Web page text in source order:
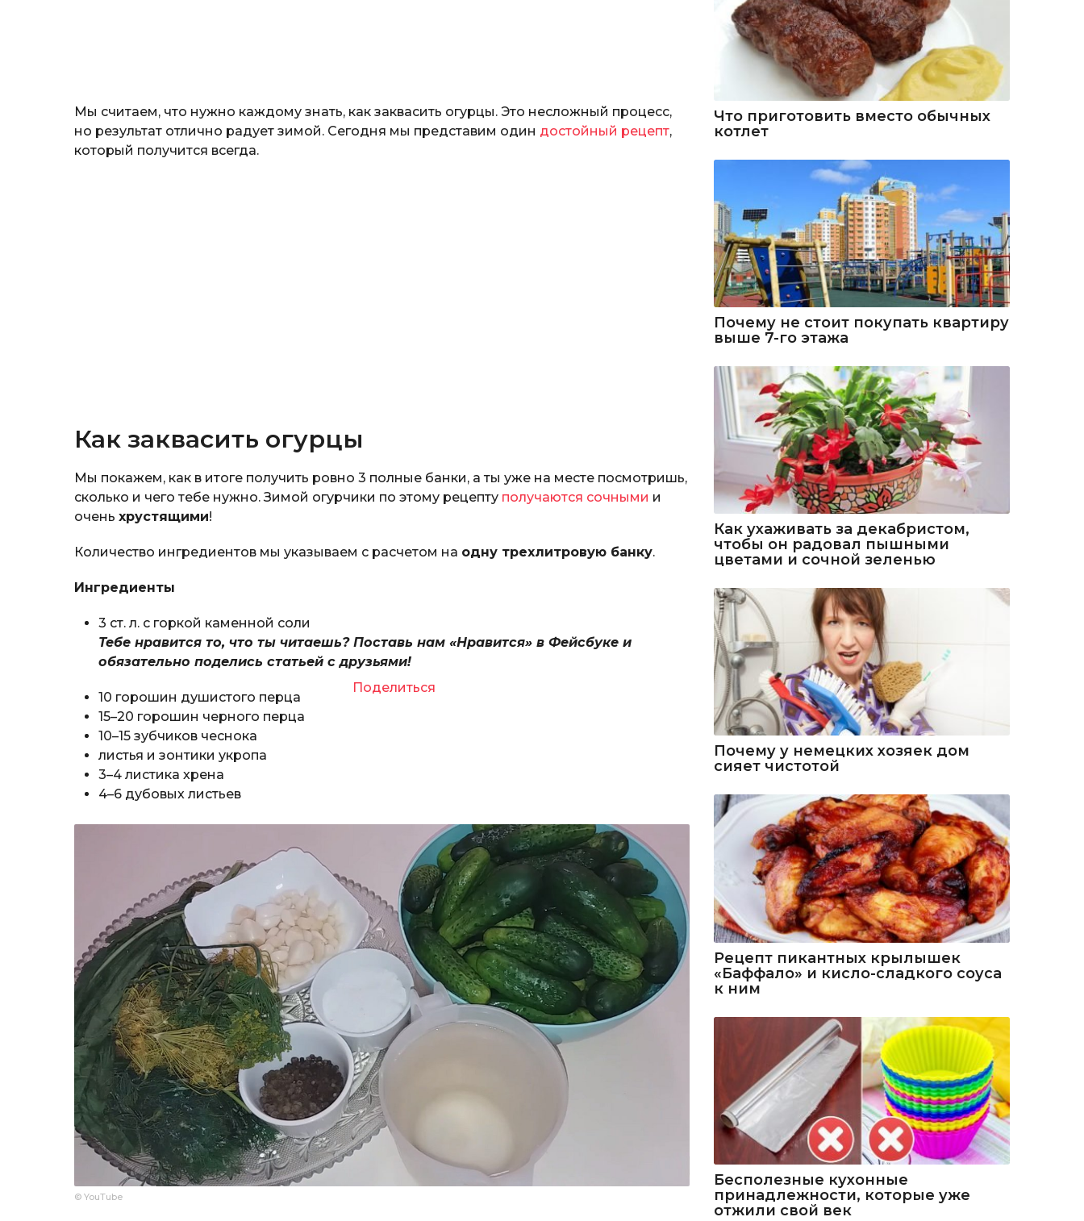
Мы считаем, что нужно каждому знать, как заквасить огурцы. Это несложный процесс,
но результат отлично радует зимой. Сегодня мы представим один достойный рецепт,
который получится всегда.
Как заквасить огурцы
Мы покажем, как в итоге получить ровно 3 полные банки, а ты уже на месте посмотришь,
сколько и чего тебе нужно. Зимой огурчики по этому рецепту получаются сочными и
очень хрустящими!
Количество ингредиентов мы указываем с расчетом на одну трехлитровую банку.
Ингредиенты
3 ст. л. с горкой каменной соли
Тебе нравится то, что ты читаешь? Поставь нам «Нравится» в Фейсбуке и
обязательно поделись статьей с друзьями!
Поделиться
10 горошин душистого перца
15–20 горошин черного перца
10–15 зубчиков чеснока
листья и зонтики укропа
3–4 листика хрена
4–6 дубовых листьев
© YouTube
Что приготовить вместо обычных
котлет
Почему не стоит покупать квартиру
выше 7-го этажа
Как ухаживать за декабристом,
чтобы он радовал пышными
цветами и сочной зеленью
Почему у немецких хозяек дом
сияет чистотой
Рецепт пикантных крылышек
«Баффало» и кисло-сладкого соуса
к ним
Бесполезные кухонные
принадлежности, которые уже
отжили свой век